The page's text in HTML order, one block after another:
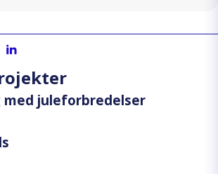
Del på Linkedin
med juleforbredelser